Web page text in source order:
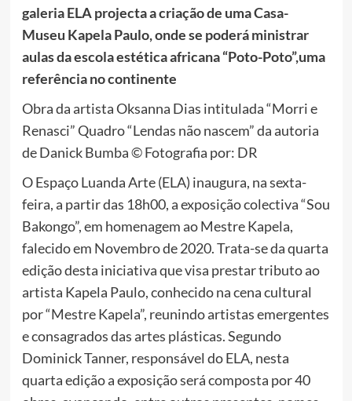
galeria ELA projecta a criação de uma Casa-
Museu Kapela Paulo, onde se poderá ministrar
aulas da escola estética africana “Poto-Poto”,uma
referência no continente
Obra da artista Oksanna Dias intitulada “Morri e
Renasci” Quadro “Lendas não nascem” da autoria
de Danick Bumba © Fotografia por: DR
O Espaço Luanda Arte (ELA) inaugura, na sexta-
feira, a partir das 18h00, a exposição colectiva “Sou
Bakongo”, em homenagem ao Mestre Kapela,
falecido em Novembro de 2020. Trata-se da quarta
edição desta iniciativa que visa prestar tributo ao
artista Kapela Paulo, conhecido na cena cultural
por “Mestre Kapela”, reunindo artistas emergentes
e consagrados das artes plásticas. Segundo
Dominick Tanner, responsável do ELA, nesta
quarta edição a exposição será composta por 40